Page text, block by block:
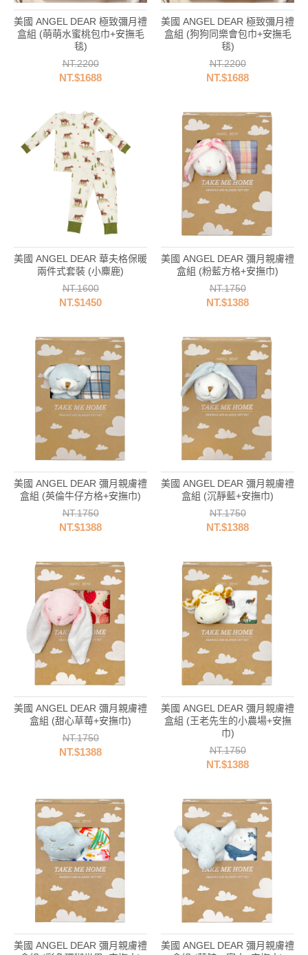
美國 ANGEL DEAR 極致彌月禮
盒組 (萌萌水蜜桃包巾+安撫毛
毯)
NT.2200
NT.$1688
美國 ANGEL DEAR 極致彌月禮
盒組 (狗狗同樂會包巾+安撫毛
毯)
NT.2200
NT.$1688
美國 ANGEL DEAR 華夫格保暖
兩件式套裝 (小麋鹿)
NT.1600
NT.$1450
美國 ANGEL DEAR 彌月親膚禮
盒組 (粉藍方格+安撫巾)
NT.1750
NT.$1388
美國 ANGEL DEAR 彌月親膚禮
盒組 (英倫牛仔方格+安撫巾)
NT.1750
NT.$1388
美國 ANGEL DEAR 彌月親膚禮
盒組 (沉靜藍+安撫巾)
NT.1750
NT.$1388
美國 ANGEL DEAR 彌月親膚禮
盒組 (甜心草莓+安撫巾)
NT.1750
NT.$1388
美國 ANGEL DEAR 彌月親膚禮
盒組 (王老先生的小農場+安撫
巾)
NT.1750
NT.$1388
美國 ANGEL DEAR 彌月親膚禮
美國 ANGEL DEAR 彌月親膚禮